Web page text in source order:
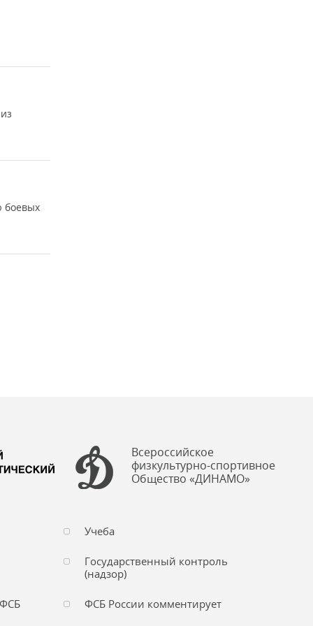
боевых
Всероссийское
физкультурно-спортивное
Общество «ДИНАМО»
Учеба
Государственный контроль
(надзор)
ФСБ России комментирует